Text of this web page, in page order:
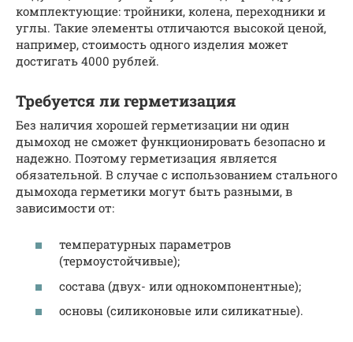
комплектующие: тройники, колена, переходники и
углы. Такие элементы отличаются высокой ценой,
например, стоимость одного изделия может
достигать 4000 рублей.
Требуется ли герметизация
Без наличия хорошей герметизации ни один
дымоход не сможет функционировать безопасно и
надежно. Поэтому герметизация является
обязательной. В случае с использованием стального
дымохода герметики могут быть разными, в
зависимости от:
температурных параметров
(термоустойчивые);
состава (двух- или однокомпонентные);
основы (силиконовые или силикатные).